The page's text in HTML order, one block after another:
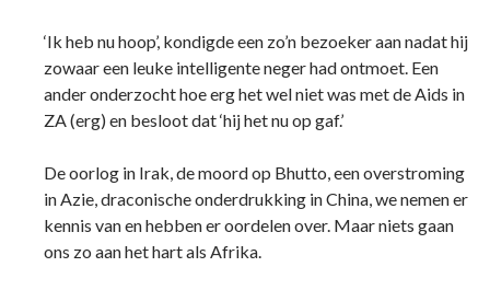
‘Ik heb nu hoop’, kondigde een zo’n bezoeker aan nadat hij
zowaar een leuke intelligente neger had ontmoet. Een
ander onderzocht hoe erg het wel niet was met de Aids in
ZA (erg) en besloot dat ‘hij het nu op gaf.’
De oorlog in Irak, de moord op Bhutto, een overstroming
in Azie, draconische onderdrukking in China, we nemen er
kennis van en hebben er oordelen over. Maar niets gaan
ons zo aan het hart als Afrika.